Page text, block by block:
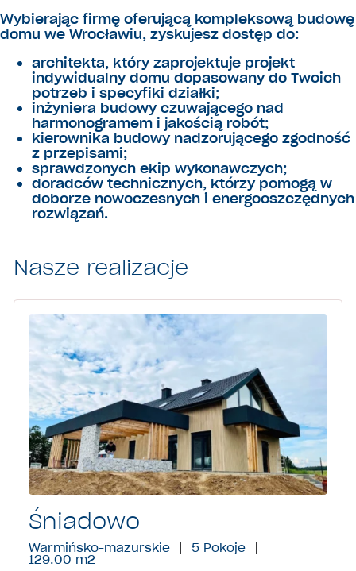
Wybierając firmę oferującą kompleksową budowę
domu we Wrocławiu, zyskujesz dostęp do:
architekta, który zaprojektuje projekt
indywidualny domu dopasowany do Twoich
potrzeb i specyfiki działki;
inżyniera budowy czuwającego nad
harmonogramem i jakością robót;
kierownika budowy nadzorującego zgodność
z przepisami;
sprawdzonych ekip wykonawczych;
doradców technicznych, którzy pomogą w
doborze nowoczesnych i energooszczędnych
rozwiązań.
Nasze realizacje
Śniadowo
Warmińsko-mazurskie 5 Pokoje
129.00 m2